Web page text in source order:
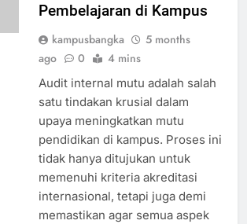
Pembelajaran di Kampus
kampusbangka
5 months
ago
0 4 mins
Audit internal mutu adalah salah
satu tindakan krusial dalam
upaya meningkatkan mutu
pendidikan di kampus. Proses ini
tidak hanya ditujukan untuk
memenuhi kriteria akreditasi
internasional, tetapi juga demi
memastikan agar semua aspek